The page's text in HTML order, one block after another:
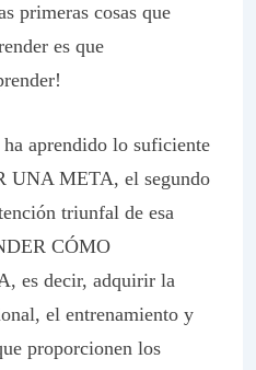
primeras cosas que
es que
ha aprendido lo suficiente
UNA META, el segundo
triunfal de esa
CÓMO
es decir, adquirir la
el entrenamiento y
proporcionen los